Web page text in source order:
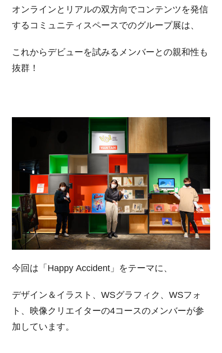
オンラインとリアルの双方向でコンテンツを発信
するコミュニティスペースでのグループ展は、
これからデビューを試みるメンバーとの親和性も
抜群！
今回は「Happy Accident」をテーマに、
デザイン＆イラスト、WSグラフィク、WSフォ
ト、映像クリエイターの4コースのメンバーが参
加しています。